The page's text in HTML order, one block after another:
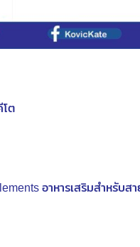
ต
อาหารเสริมสำหรับส